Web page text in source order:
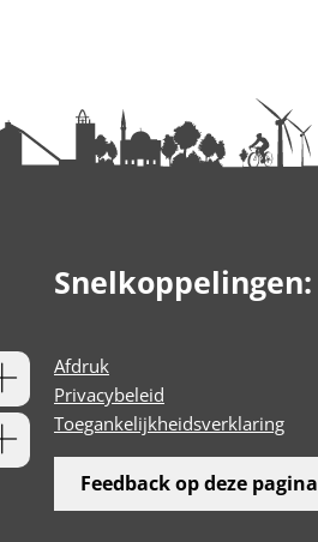
Snelkoppelingen:
Afdruk
Privacybeleid
Toegankelijkheidsverklaring
Feedback op deze pagina